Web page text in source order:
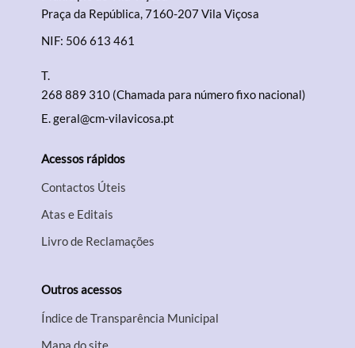
Praça da República, 7160-207 Vila Viçosa
NIF: 506 613 461
T.
268 889 310 (Chamada para número fixo nacional)
E.geral@cm-vilavicosa.pt
Acessos rápidos
Contactos Úteis
Atas e Editais
Livro de Reclamações
Outros acessos
Índice de Transparência Municipal
Mapa do site